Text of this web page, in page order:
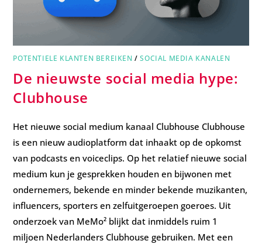
POTENTIELE KLANTEN BEREIKEN /SOCIAL MEDIA KANALEN
De nieuwste social media hype:
Clubhouse
Het nieuwe social medium kanaal Clubhouse Clubhouse
is een nieuw audioplatform dat inhaakt op de opkomst
van podcasts en voiceclips. Op het relatief nieuwe social
medium kun je gesprekken houden en bijwonen met
ondernemers, bekende en minder bekende muzikanten,
influencers, sporters en zelfuitgeroepen goeroes. Uit
onderzoek van MeMo² blijkt dat inmiddels ruim 1
miljoen Nederlanders Clubhouse gebruiken. Met een